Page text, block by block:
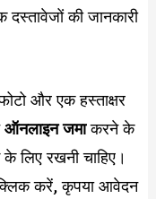
की जानकारी
और एक हस्ताक्षर
ऑनलाइन जमाकरने के
लिए रखनी चाहिए।
करें, कृपया आवेदन